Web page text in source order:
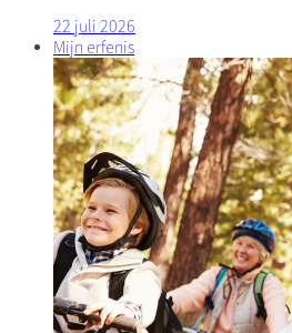
22 juli 2026
Mijn erfenis